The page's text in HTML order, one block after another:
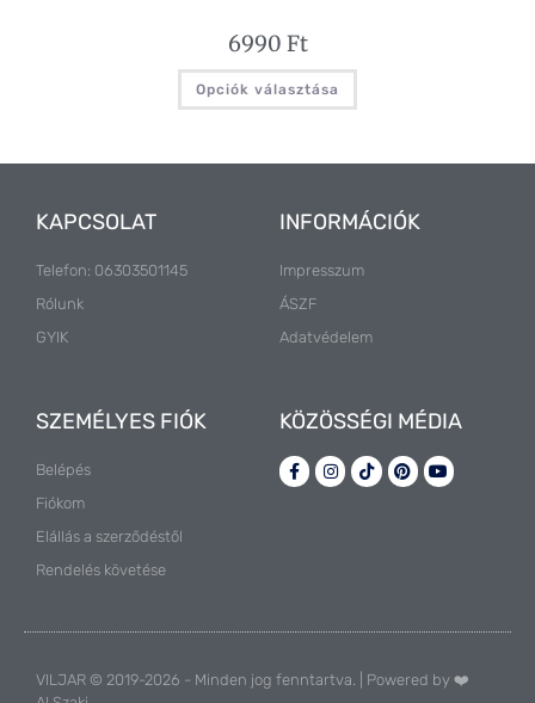
6990 Ft
Opciók választása
KAPCSOLAT
Telefon: 06303501145
Rólunk
GYIK
INFORMÁCIÓK
Impresszum
ÁSZF
Adatvédelem
SZEMÉLYES FIÓK
Belépés
Fiókom
Elállás a szerződéstől
Rendelés követése
KÖZÖSSÉGI MÉDIA
VILJAR © 2019-2026 - Minden jog fenntartva. | Powered by ❤️